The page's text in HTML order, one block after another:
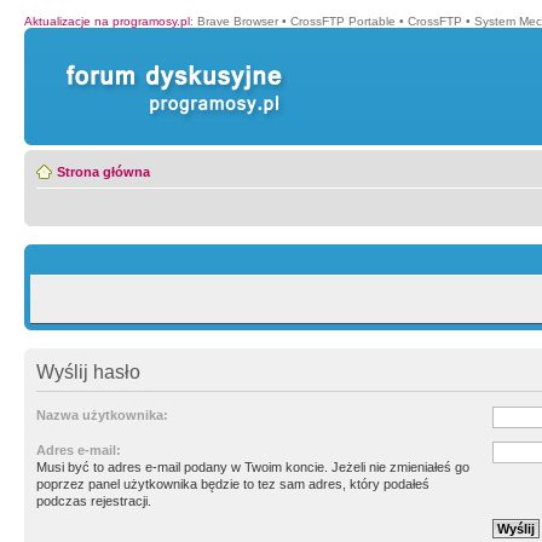
Aktualizacje na programosy.pl: Brave Browser • CrossFTP Portable • CrossFTP • System
Strona główna
Wyślij hasło
Nazwa użytkownika:
Adres e-mail:
Musi być to adres e-mail podany w Twoim koncie. Jeżeli nie zmieniałeś go
poprzez panel użytkownika będzie to tez sam adres, który podałeś
podczas rejestracji.